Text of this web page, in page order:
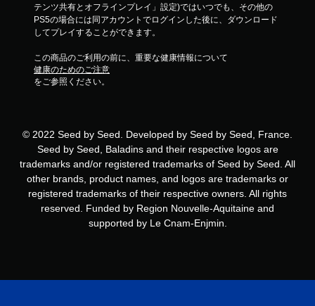
テンツ共有とオフラインプレイ」設定)ではいつでも、その他の
PS5の場合には同アカウントでログインした後に、ダウンロード
してプレイすることができます。
この商品のご利用の前に、重要な健康情報について
健康のためのご注意
をご参照ください。
© 2022 Seed by Seed. Developed by Seed by Seed, France.
Seed by Seed, Baladins and their respective logos are
trademarks and/or registered trademarks of Seed by Seed. All
other brands, product names, and logos are trademarks or
registered trademarks of their respective owners. All rights
reserved. Funded by Region Nouvelle-Aquitaine and
supported by Le Cnam-Enjmin.